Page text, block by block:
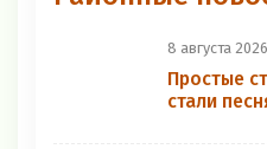
8 августа
Простые
стали